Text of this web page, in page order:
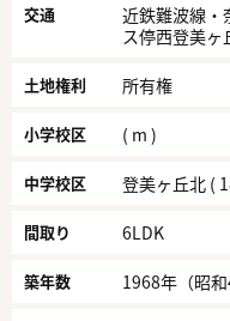
交通
近鉄難波線
ス停西登美
土地権利 所有権
小学校区 ( m )
中学校区 登美ヶ丘北 (
間取り 6LDK
築年数 1968年（昭